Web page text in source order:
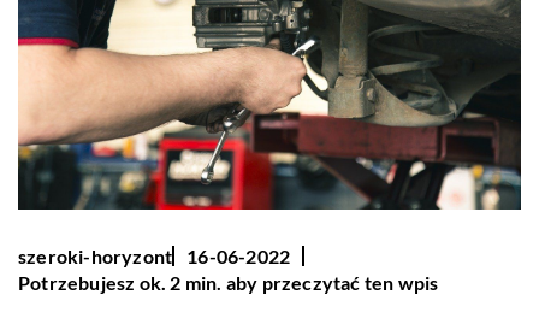
szeroki-horyzont
16-06-2022
Potrzebujesz ok. 2 min. aby przeczytać ten wpis